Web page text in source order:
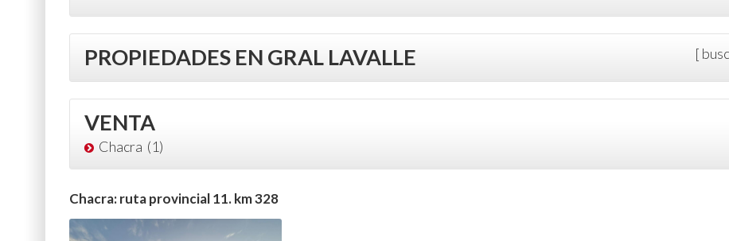
PROPIEDADES EN GRAL LAVALLE [
VENTA
Chacra (1)
Chacra: ruta provincial 11. km 328